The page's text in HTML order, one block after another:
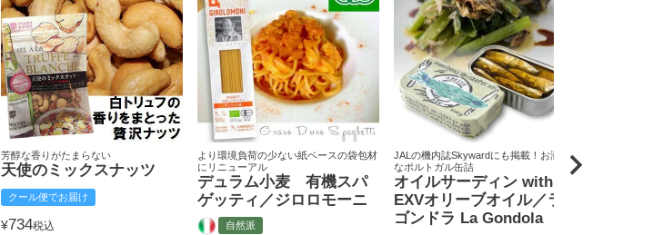
芳醇な香りがたまらない
天使のミックスナッツ
クール便でお届け
¥734税込
より環境負荷の少ない紙ベースの袋包材
にリニューアル
デュラム小麦 有機スパ
ゲッティ／ジロロモーニ
自然派
JALの機内誌Skywardにも掲載！お洒落
なポルトガル缶詰
オイルサーディン with
EXVオリーブオイル／ラ
ゴンドラ La Gondola